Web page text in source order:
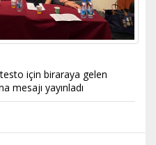
için biraraya gelen
mesajı yayınladı